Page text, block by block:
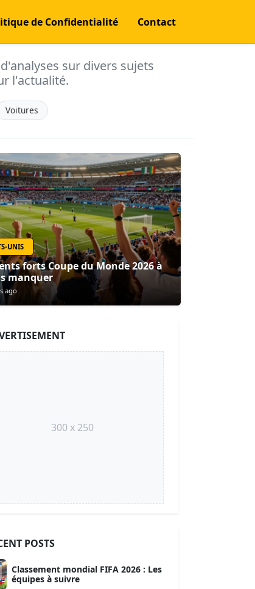
de Confidentialité Contact
sur divers sujets
l'actualité.
Voitures
UNIS
forts Coupe du Monde 2026 à
manquer
ago
300 x 250
POSTS
Classement mondial FIFA 2026 : Les
équipes à suivre